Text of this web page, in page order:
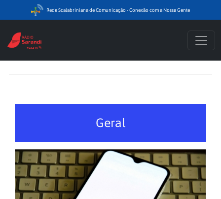
Rede Scalabriniana de Comunicação - Conexão com a Nossa Gente
Geral